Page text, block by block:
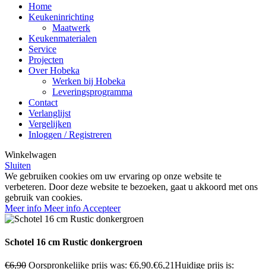
Home
Keukeninrichting
Maatwerk
Keukenmaterialen
Service
Projecten
Over Hobeka
Werken bij Hobeka
Leveringsprogramma
Contact
Verlanglijst
Vergelijken
Inloggen / Registreren
Winkelwagen
Sluiten
We gebruiken cookies om uw ervaring op onze website te
verbeteren. Door deze website te bezoeken, gaat u akkoord met ons
gebruik van cookies.
Meer info Meer info Accepteer
Schotel 16 cm Rustic donkergroen
€6,90 Oorspronkelijke prijs was: €6,90.€6,21Huidige prijs is: